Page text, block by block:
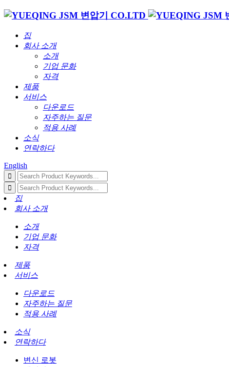
집
회사 소개
소개
기업 문화
자격
제품
서비스
다운로드
자주하는 질문
적용 사례
소식
연락하다
English
집
회사 소개
소개
기업 문화
자격
제품
서비스
다운로드
자주하는 질문
적용 사례
소식
연락하다
변신 로봇